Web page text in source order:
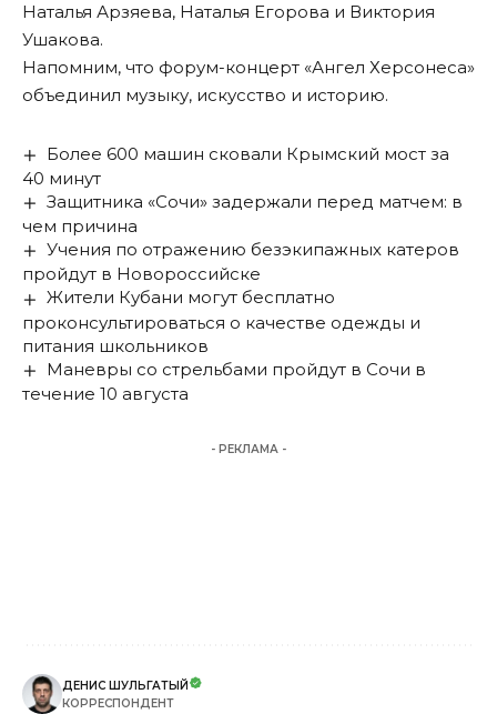
Наталья Арзяева, Наталья Егорова и Виктория
Ушакова.
Напомним, что форум-концерт «Ангел Херсонеса»
объединил музыку, искусство и историю.
Более 600 машин сковали Крымский мост за
40 минут
Защитника «Сочи» задержали перед матчем: в
чем причина
Учения по отражению безэкипажных катеров
пройдут в Новороссийске
Жители Кубани могут бесплатно
проконсультироваться о качестве одежды и
питания школьников
Маневры со стрельбами пройдут в Сочи в
течение 10 августа
- РЕКЛАМА -
ДЕНИС ШУЛЬГАТЫЙ
КОРРЕСПОНДЕНТ